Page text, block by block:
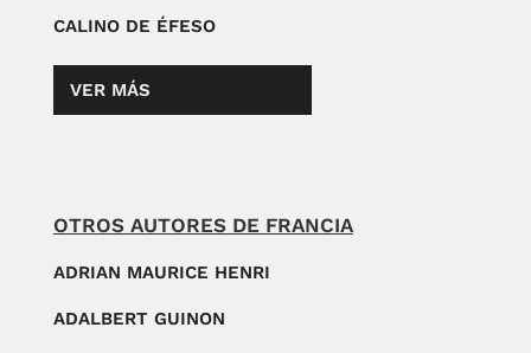
CALINO DE ÉFESO
VER MÁS
OTROS AUTORES DE FRANCIA
ADRIAN MAURICE HENRI
ADALBERT GUINON